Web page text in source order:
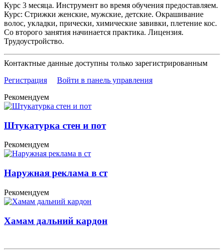
Курс 3 месяца. Инструмент во время обучения предоставляем.
Курс: Стрижки женские, мужские, детские. Окрашивание
волос, укладки, прически, химические завивки, плетение кос.
Со второго занятия начинается практика. Лицензия.
Трудоустройство.
Контактные данные доступны только зарегистрированным
Регистрация
Войти в панель управления
Рекомендуем
Штукатурка стен и пот
Рекомендуем
Наружная реклама в ст
Рекомендуем
Хамам дальний кардон